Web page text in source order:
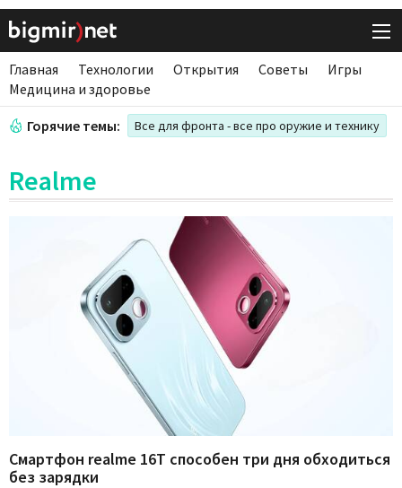
Главная Технологии Открытия Советы
Игры
Медицина и здоровье
Горячие темы: Все для фронта - все про оружие и технику
Realme
Смартфон realme 16T способен три дня обходиться
без зарядки